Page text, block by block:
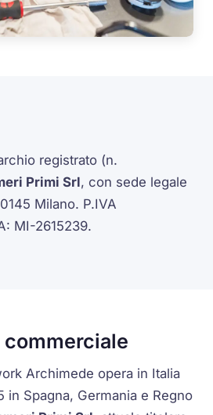
registrato (n.
Primi Srl, con sede legale
Milano. P.IVA
MI-2615239.
commerciale
Archimede opera in Italia
in Spagna, Germania e Regno